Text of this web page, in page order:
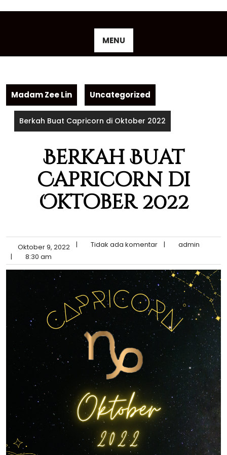
MENU
Madam Zee Lin Uncategorized
Berkah Buat Capricorn di Oktober 2022
Berkah Buat
Capricorn di
Oktober 2022
Oktober 9, 2022 | Tidak ada komentar |
admin
|
8:30 am